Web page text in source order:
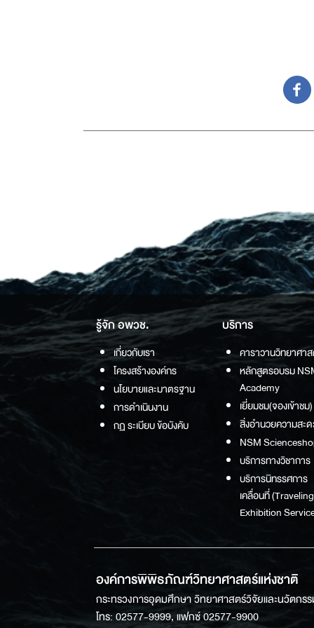
รู้จัก อพวช.
เกี่ยวกับเรา
โครงสร้างองค์กร
นโยบายและมาตรฐาน
การดำเนินงาน
กฏ ระเบียบ ข้อบังคับ
บริการ
คาราวานวิทยาศา
หลักสูตรอบรม
Academy
เยี่ยมชม(จองเข้าชม)
สิ่งอำนวยความสะ
NSM
บริการทางวิชาการ
บริการนิทรรศการ
เคลื่อนที่ (Traveling
Exhibition
องค์การพิพิธภัณฑ์วิทยาศาสตร์แห่งชาติ
กระทรวงการอุดมศึกษา วิทยาศาสตร์วิจัยและนวัตก
โทร: 02577-9999, แฟกซ์ 02577-9900